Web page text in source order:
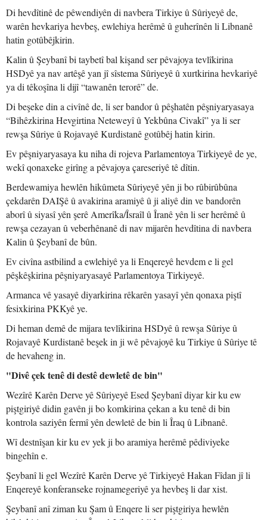
Di hevdîtinê de pêwendiyên di navbera Tirkiye û Sûriyeyê de,
warên hevkariya hevbeş, ewlehiya herêmê û guherînên li Libnanê
hatin gotûbêjkirin.
Kalin û Şeybanî bi taybetî bal kişand ser pêvajoya tevlîkirina
HSDyê ya nav artêşê yan jî sîstema Sûriyeyê û xurtkirina hevkariyê
ya di têkoşîna li dijî “tawanên terorê” de.
Di beşeke din a civînê de, li ser bandor û pêşhatên pêşniyaryasaya
“Bihêzkirina Hevgirtina Neteweyî û Yekbûna Civakî” ya li ser
rewşa Sûriye û Rojavayê Kurdistanê gotûbêj hatin kirin.
Ev pêşniyaryasaya ku niha di rojeva Parlamentoya Tirkiyeyê de ye,
wekî qonaxeke girîng a pêvajoya çareseriyê tê dîtin.
Berdewamiya hewlên hikûmeta Sûriyeyê yên ji bo rûbirûbûna
çekdarên DAIŞê û avakirina aramiyê û ji aliyê din ve bandorên
aborî û siyasî yên şerê Amerîka/Îsraîl û Îranê yên li ser herêmê û
rewşa cezayan û veberhênanê di nav mijarên hevdîtina di navbera
Kalin û Şeybanî de bûn.
Ev civîna astbilind a ewlehiyê ya li Enqereyê hevdem e li gel
pêşkêşkirina pêşniyaryasayê Parlamentoya Tirkiyeyê.
Armanca vê yasayê diyarkirina rêkarên yasayî yên qonaxa piştî
fesixkirina PKKyê ye.
Di heman demê de mijara tevlîkirina HSDyê û rewşa Sûriye û
Rojavayê Kurdistanê beşek in ji wê pêvajoyê ku Tirkiye û Sûriye tê
de hevaheng in.
"Divê çek tenê di destê dewletê de bin"
Wezîrê Karên Derve yê Sûriyeyê Esed Şeybanî diyar kir ku ew
piştgiriyê didin gavên ji bo komkirina çekan a ku tenê di bin
kontrola saziyên fermî yên dewletê de bin li Îraq û Libnanê.
Wî destnîşan kir ku ev yek ji bo aramiya herêmê pêdiviyeke
bingehîn e.
Şeybanî li gel Wezîrê Karên Derve yê Tirkiyeyê Hakan Fîdan jî li
Enqereyê konferanseke rojnamegeriyê ya hevbeş li dar xist.
Şeybanî anî ziman ku Şam û Enqere li ser piştgiriya hewlên